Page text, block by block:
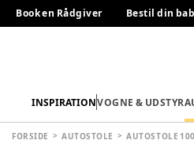
Book en Rådgiver Bestil din
INSPIRATIONVOGNE & UDSTYR
FORSIDE AUTOSTOLE AUTOSTOLE